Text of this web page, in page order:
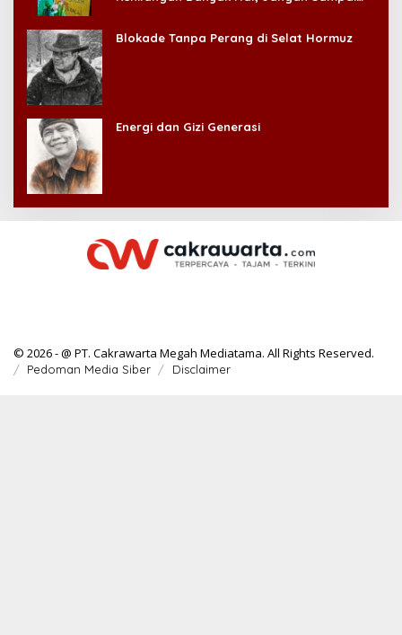
Blokade Tanpa Perang di Selat Hormuz
Energi dan Gizi Generasi
© 2026 - @ PT. Cakrawarta Megah Mediatama. All Rights Reserved.
Pedoman Media Siber Disclaimer